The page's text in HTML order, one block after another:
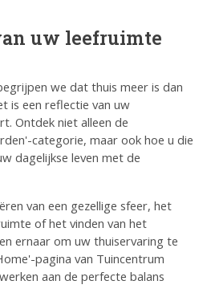
uw leefruimte
we dat thuis meer is dan
is een reflectie van uw
Ontdek niet alleen de
categorie, maar ook hoe u die
dagelijkse leven met de
van een gezellige sfeer, het
of het vinden van het
ernaar om uw thuiservaring te
pagina van Tuincentrum
aan de perfecte balans